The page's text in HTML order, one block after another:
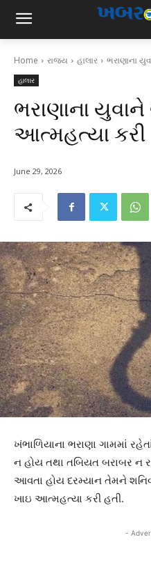
Home રાજ્ય હાલાર ભરાણાના
હાલાર
ભરાણાના
આત્મહત્યા કરી
June 29, 2026
ખંભાળિયાના ભરાણા ગામમાં
ન હોય તથા તબિયત બરાબર ન
આવતા હોય દરમ્યાન તેમને
ખાઇ આત્મહત્યા કરી હતી.
-